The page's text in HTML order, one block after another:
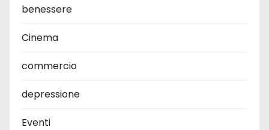
benessere
Cinema
commercio
depressione
Eventi